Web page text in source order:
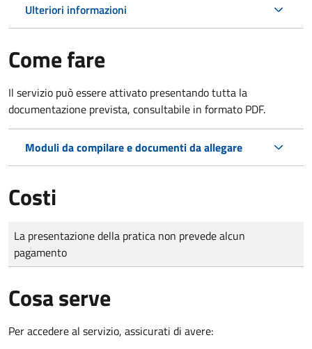
Ulteriori informazioni
Come fare
Il servizio può essere attivato presentando tutta la
documentazione prevista, consultabile in formato PDF.
Moduli da compilare e documenti da allegare
Costi
Tipo di pagamento
Importo
La presentazione della pratica non prevede alcun
pagamento
Cosa serve
Per accedere al servizio, assicurati di avere: